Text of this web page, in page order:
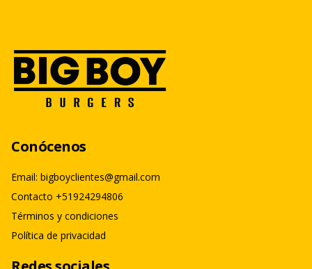
Conócenos
Email: bigboyclientes@gmail.com
Contacto +51924294806
Términos y condiciones
Política de privacidad